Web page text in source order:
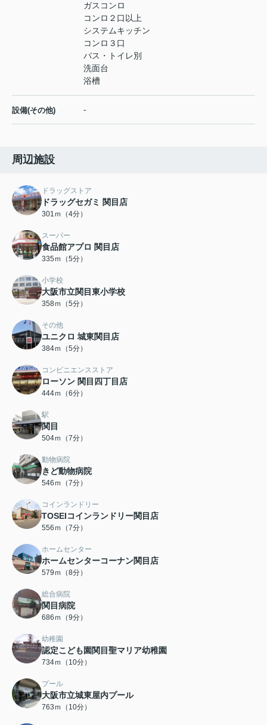
ガスコンロ
コンロ２口以上
システムキッチン
コンロ３口
バス・トイレ別
洗面台
浴槽
設備(その他) -
周辺施設
ドラッグストア
ドラッグセガミ 関目店
301ｍ（4分）
スーパー
食品館アプロ 関目店
335ｍ（5分）
小学校
大阪市立関目東小学校
358ｍ（5分）
その他
ユニクロ 城東関目店
384ｍ（5分）
コンビニエンスストア
ローソン 関目四丁目店
444ｍ（6分）
駅
関目
504ｍ（7分）
動物病院
きど動物病院
546ｍ（7分）
コインランドリー
TOSEIコインランドリー関目店
556ｍ（7分）
ホームセンター
ホームセンターコーナン関目店
579ｍ（8分）
総合病院
関目病院
686ｍ（9分）
幼稚園
認定こども園関目聖マリア幼稚園
734ｍ（10分）
プール
大阪市立城東屋内プール
763ｍ（10分）